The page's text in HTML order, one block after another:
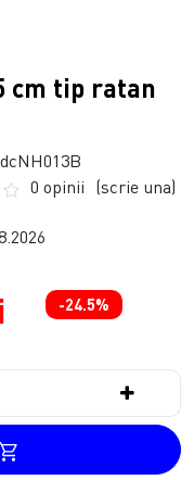
cm tip ratan
0 opinii (scrie una)
-24.5%